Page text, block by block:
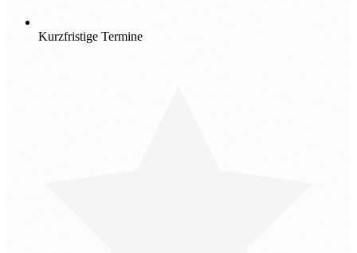
Kurzfristige Termine